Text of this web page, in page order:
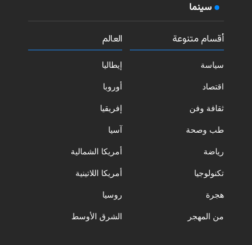
سينما
أقسام متنوعة
سياسة
اقتصاد
ثقافة وفن
طب وصحة
رياضة
تكنولوجيا
هجرة
من المهجر
العالم
إيطاليا
أوروبا
إفريقيا
آسيا
أمريكا الشمالية
أمريكا اللاتينية
روسيا
الشرق الأوسط